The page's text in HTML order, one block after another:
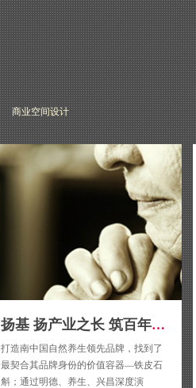
商业空间设计
扬基 扬产业之长 筑百年之基
打造南中国自然养生领先品牌，找到了
最契合其品牌身份的价值容器—铁皮石
斛；通过明德、养生、兴昌深度演